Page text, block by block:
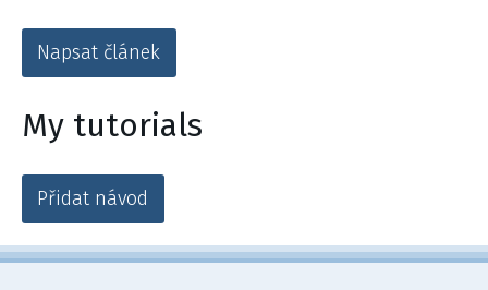
Napsat článek
My tutorials
Přidat návod